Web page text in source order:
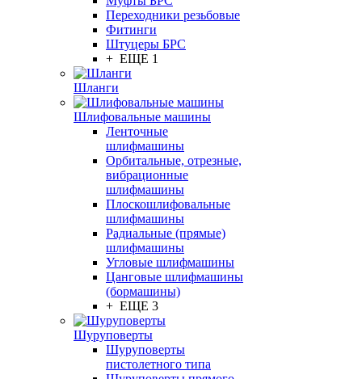
Переходники резьбовые
Фитинги
Штуцеры БРС
+ ЕЩЕ 1
Шланги
Шлифовальные машины
Ленточные
шлифмашины
Орбитальные, отрезные,
вибрационные
шлифмашины
Плоскошлифовальные
шлифмашины
Радиальные (прямые)
шлифмашины
Угловые шлифмашины
Цанговые шлифмашины
(бормашины)
+ ЕЩЕ 3
Шуруповерты
Шуруповерты
пистолетного типа